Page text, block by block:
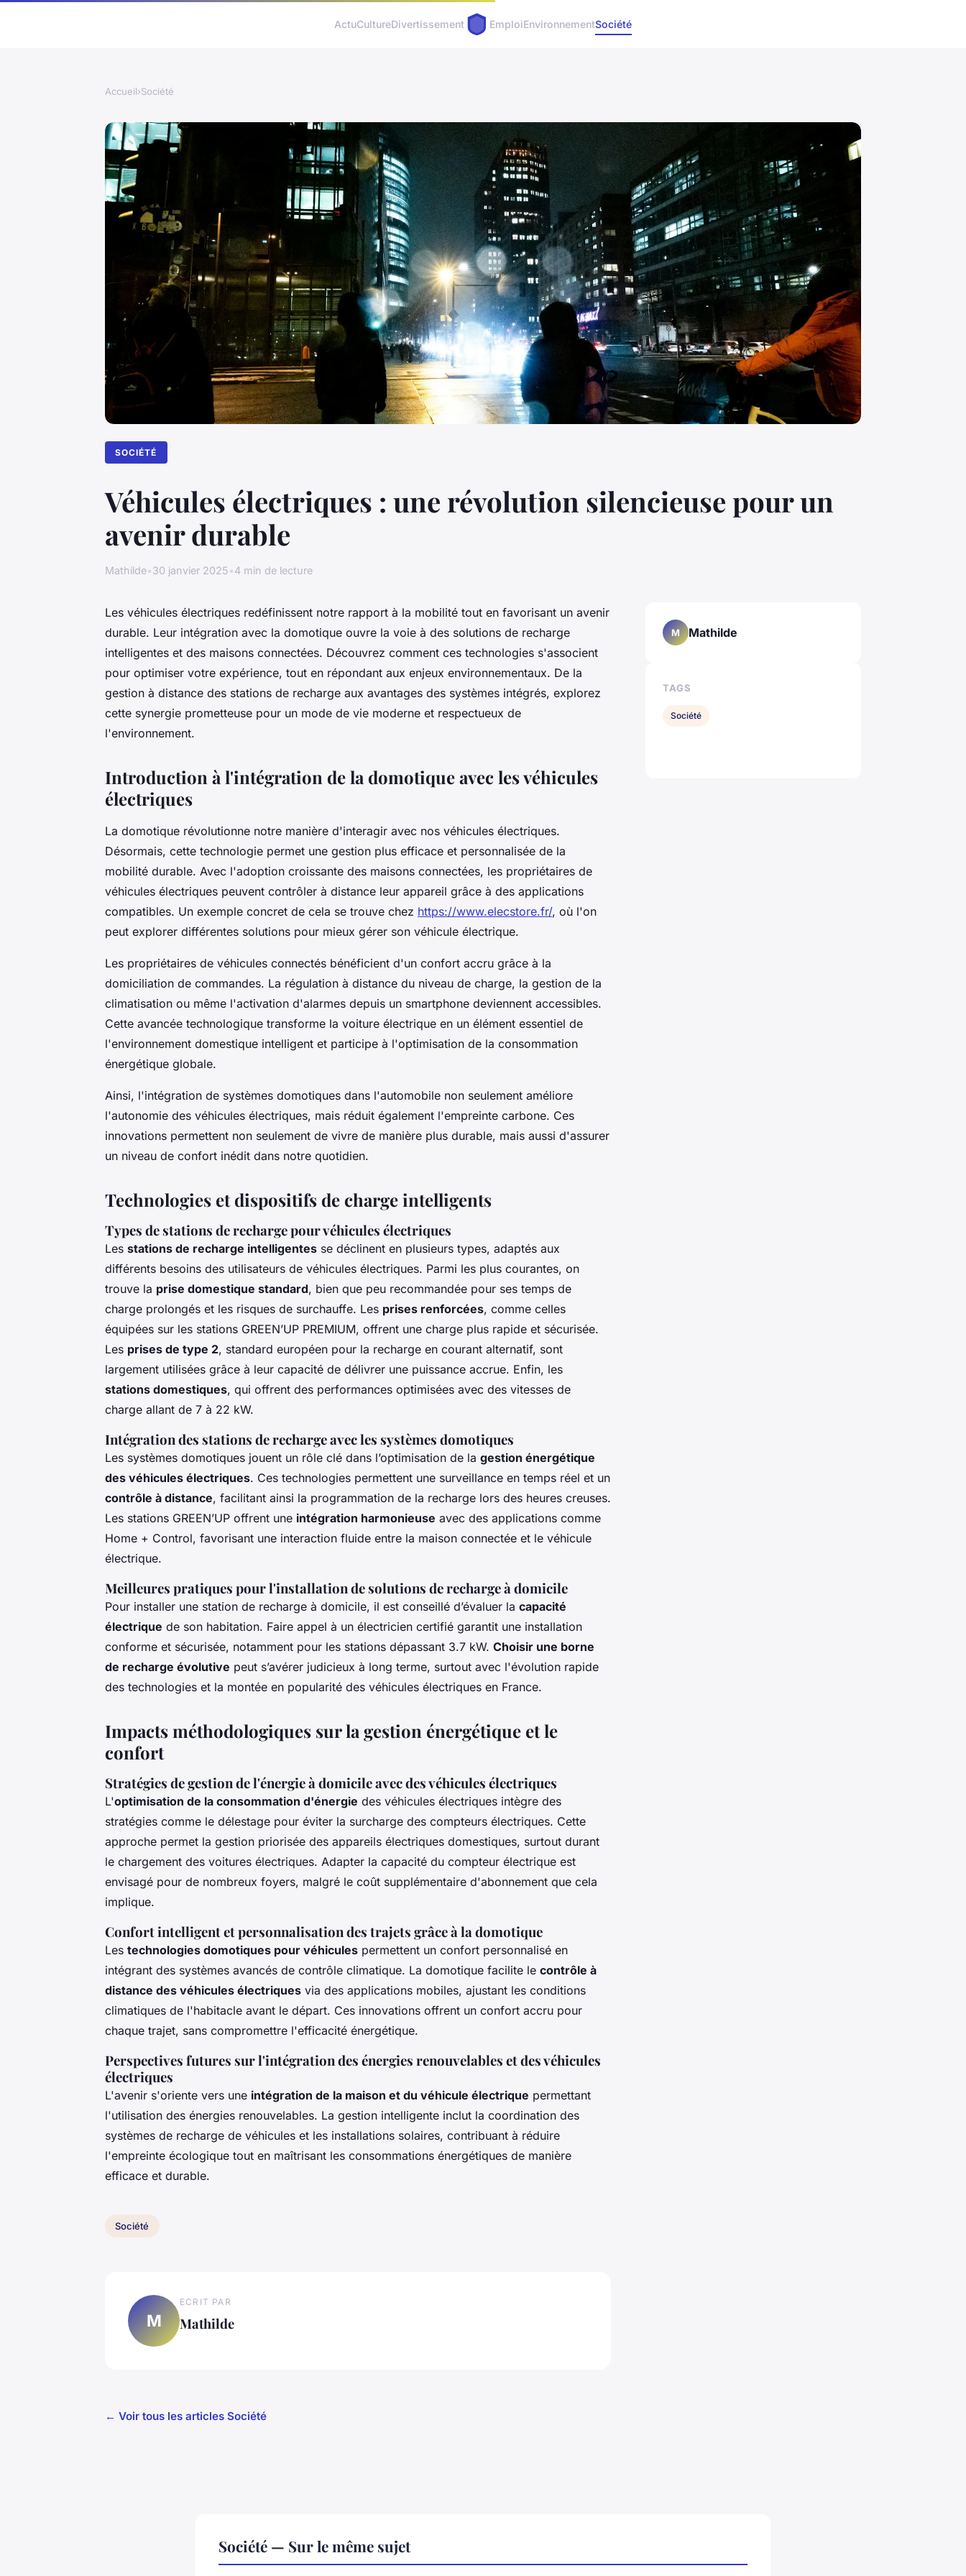
ActuCultureDivertissement EmploiEnvironnementSociété
Accueil›Société
SOCIÉTÉ
Véhicules électriques : une révolution silencieuse pour un
avenir durable
Mathilde•30 janvier 2025•4 min de lecture
Les véhicules électriques redéfinissent notre rapport à la mobilité tout en favorisant un avenir
durable. Leur intégration avec la domotique ouvre la voie à des solutions de recharge
intelligentes et des maisons connectées. Découvrez comment ces technologies s'associent
pour optimiser votre expérience, tout en répondant aux enjeux environnementaux. De la
gestion à distance des stations de recharge aux avantages des systèmes intégrés, explorez
cette synergie prometteuse pour un mode de vie moderne et respectueux de
l'environnement.
Introduction à l'intégration de la domotique avec les véhicules
électriques
La domotique révolutionne notre manière d'interagir avec nos véhicules électriques.
Désormais, cette technologie permet une gestion plus efficace et personnalisée de la
mobilité durable. Avec l'adoption croissante des maisons connectées, les propriétaires de
véhicules électriques peuvent contrôler à distance leur appareil grâce à des applications
compatibles. Un exemple concret de cela se trouve chez https://www.elecstore.fr/, où l'on
peut explorer différentes solutions pour mieux gérer son véhicule électrique.
Les propriétaires de véhicules connectés bénéficient d'un confort accru grâce à la
domiciliation de commandes. La régulation à distance du niveau de charge, la gestion de la
climatisation ou même l'activation d'alarmes depuis un smartphone deviennent accessibles.
Cette avancée technologique transforme la voiture électrique en un élément essentiel de
l'environnement domestique intelligent et participe à l'optimisation de la consommation
énergétique globale.
Ainsi, l'intégration de systèmes domotiques dans l'automobile non seulement améliore
l'autonomie des véhicules électriques, mais réduit également l'empreinte carbone. Ces
innovations permettent non seulement de vivre de manière plus durable, mais aussi d'assurer
un niveau de confort inédit dans notre quotidien.
Technologies et dispositifs de charge intelligents
Types de stations de recharge pour véhicules électriques
Les stations de recharge intelligentes se déclinent en plusieurs types, adaptés aux
différents besoins des utilisateurs de véhicules électriques. Parmi les plus courantes, on
trouve la prise domestique standard, bien que peu recommandée pour ses temps de
charge prolongés et les risques de surchauffe. Les prises renforcées, comme celles
équipées sur les stations GREEN’UP PREMIUM, offrent une charge plus rapide et sécurisée.
Les prises de type 2, standard européen pour la recharge en courant alternatif, sont
largement utilisées grâce à leur capacité de délivrer une puissance accrue. Enfin, les
stations domestiques, qui offrent des performances optimisées avec des vitesses de
charge allant de 7 à 22 kW.
Intégration des stations de recharge avec les systèmes domotiques
Les systèmes domotiques jouent un rôle clé dans l’optimisation de la gestion énergétique
des véhicules électriques. Ces technologies permettent une surveillance en temps réel et un
contrôle à distance, facilitant ainsi la programmation de la recharge lors des heures creuses.
Les stations GREEN’UP offrent une intégration harmonieuse avec des applications comme
Home + Control, favorisant une interaction fluide entre la maison connectée et le véhicule
électrique.
Meilleures pratiques pour l'installation de solutions de recharge à domicile
Pour installer une station de recharge à domicile, il est conseillé d’évaluer la capacité
électrique de son habitation. Faire appel à un électricien certifié garantit une installation
conforme et sécurisée, notamment pour les stations dépassant 3.7 kW. Choisir une borne
de recharge évolutive peut s’avérer judicieux à long terme, surtout avec l'évolution rapide
des technologies et la montée en popularité des véhicules électriques en France.
Impacts méthodologiques sur la gestion énergétique et le
confort
Stratégies de gestion de l'énergie à domicile avec des véhicules électriques
L'optimisation de la consommation d'énergie des véhicules électriques intègre des
stratégies comme le délestage pour éviter la surcharge des compteurs électriques. Cette
approche permet la gestion priorisée des appareils électriques domestiques, surtout durant
le chargement des voitures électriques. Adapter la capacité du compteur électrique est
envisagé pour de nombreux foyers, malgré le coût supplémentaire d'abonnement que cela
implique.
Confort intelligent et personnalisation des trajets grâce à la domotique
Les technologies domotiques pour véhicules permettent un confort personnalisé en
intégrant des systèmes avancés de contrôle climatique. La domotique facilite le contrôle à
distance des véhicules électriques via des applications mobiles, ajustant les conditions
climatiques de l'habitacle avant le départ. Ces innovations offrent un confort accru pour
chaque trajet, sans compromettre l'efficacité énergétique.
Perspectives futures sur l'intégration des énergies renouvelables et des véhicules
électriques
L'avenir s'oriente vers une intégration de la maison et du véhicule électrique permettant
l'utilisation des énergies renouvelables. La gestion intelligente inclut la coordination des
systèmes de recharge de véhicules et les installations solaires, contribuant à réduire
l'empreinte écologique tout en maîtrisant les consommations énergétiques de manière
efficace et durable.
Société
M
ECRIT PAR
Mathilde
← Voir tous les articles Société
M Mathilde
TAGS
Société
Société — Sur le même sujet